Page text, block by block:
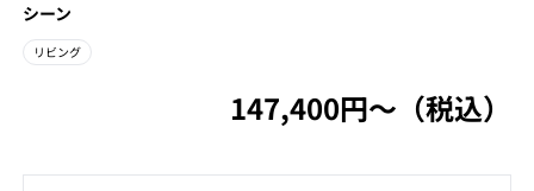
シーン
リビング
147,400円〜（税込）